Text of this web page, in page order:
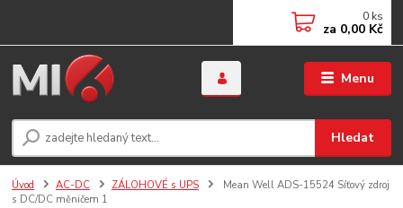
Menu
Hledat
0 ks
za 0,00 Kč
Úvod AC-DC ZÁLOHOVÉ s UPS
Mean Well ADS-15524 Síťový zdroj
s DC/DC měničem 1